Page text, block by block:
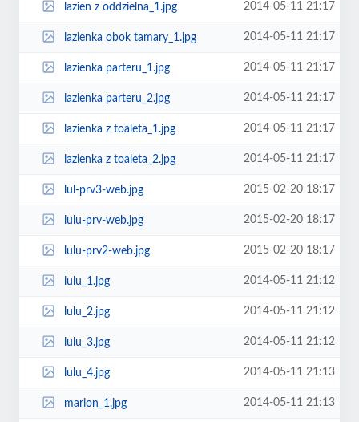
lazien z oddzielna_1.jpg 2014-05-11 21:17
lazienka obok tamary_1.jpg 2014-05-11 21:17
lazienka parteru_1.jpg 2014-05-11 21:17
lazienka parteru_2.jpg 2014-05-11 21:17
lazienka z toaleta_1.jpg 2014-05-11 21:17
lazienka z toaleta_2.jpg 2014-05-11 21:17
lul-prv3-web.jpg 2015-02-20 18:17
lulu-prv-web.jpg 2015-02-20 18:17
lulu-prv2-web.jpg 2015-02-20 18:17
lulu_1.jpg 2014-05-11 21:12
lulu_2.jpg 2014-05-11 21:12
lulu_3.jpg 2014-05-11 21:12
lulu_4.jpg 2014-05-11 21:13
marion_1.jpg 2014-05-11 21:13